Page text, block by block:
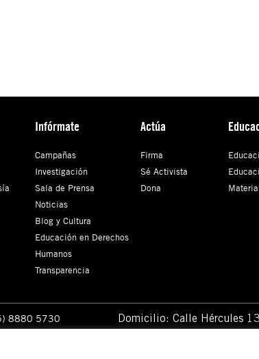
Infórmate
Campañas
Investigación
Sala de Prensa
Noticias
Blog y Cultura
Educación en Derechos
Humanos
Transparencia
Actúa
Firma
Sé Activista
Dona
8880 5730 Domicilio: Calle Hércules